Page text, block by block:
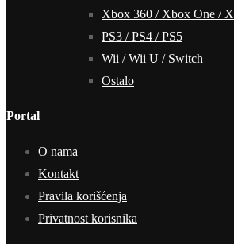
Xbox 360 / Xbox One /
PS3 / PS4 / PS5
Wii / Wii U / Switch
Ostalo
Portal
O nama
Kontakt
Pravila korišćenja
Privatnost korisnika